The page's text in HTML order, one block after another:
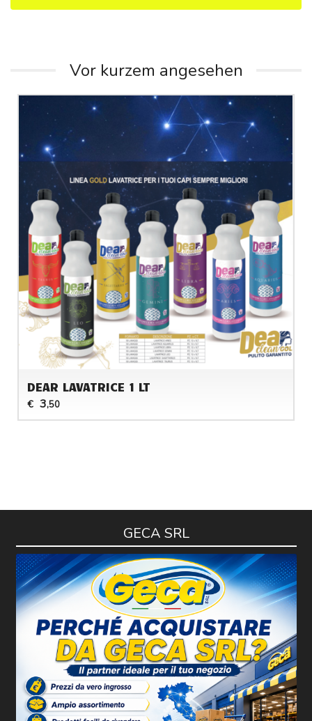
Vor kurzem angesehen
DEAR LAVATRICE 1 LT
€ 3,50
GECA SRL